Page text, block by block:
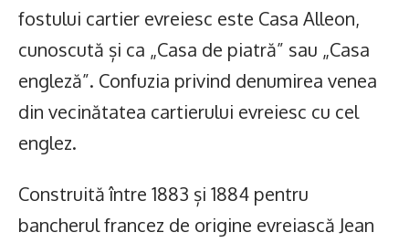
fostului cartier evreiesc este Casa Alleon,
cunoscută și ca „Casa de piatră” sau „Casa
engleză”. Confuzia privind denumirea venea
din vecinătatea cartierului evreiesc cu cel
englez.
Construită între 1883 și 1884 pentru
bancherul francez de origine evreiască Jean